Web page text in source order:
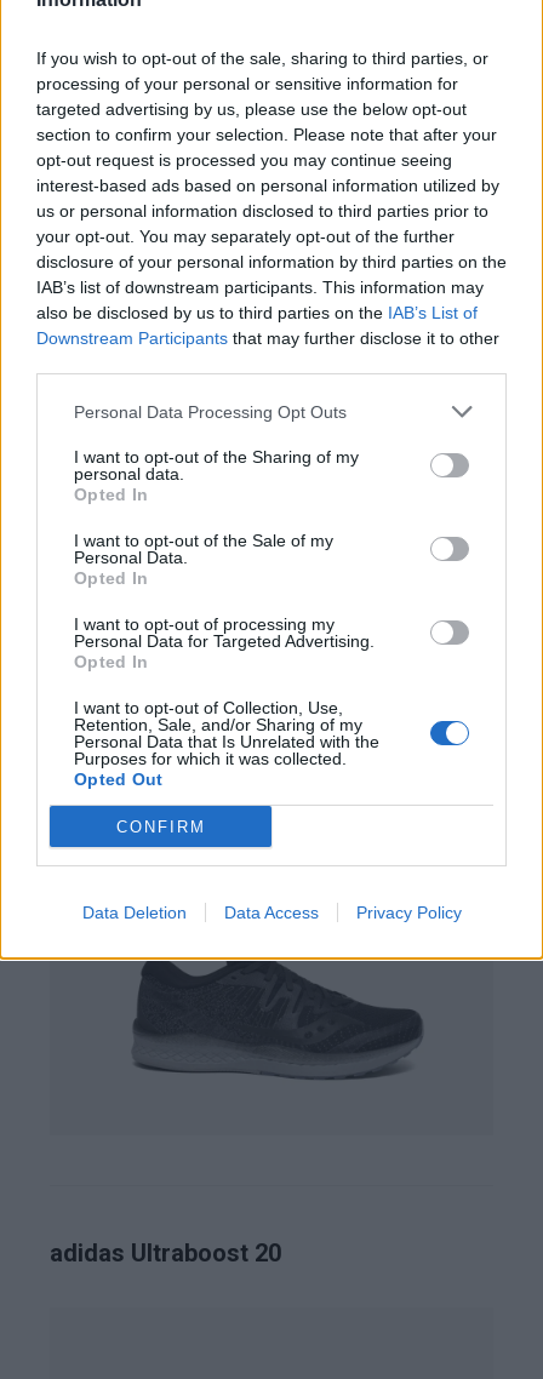
If you wish to opt-out of the sale, sharing to third parties, or
processing of your personal or sensitive information for
targeted advertising by us, please use the below opt-out
section to confirm your selection. Please note that after your
opt-out request is processed you may continue seeing
interest-based ads based on personal information utilized by
us or personal information disclosed to third parties prior to
your opt-out. You may separately opt-out of the further
disclosure of your personal information by third parties on the
IAB’s list of downstream participants. This information may
also be disclosed by us to third parties on the IAB’s List of
Downstream Participants that may further disclose it to other
Personal Data Processing Opt Outs
I want to opt-out of the Sharing of my
personal data.
Opted In
I want to opt-out of the Sale of my
Personal Data.
Opted In
I want to opt-out of processing my
Personal Data for Targeted Advertising.
Opted In
I want to opt-out of Collection, Use,
Retention, Sale, and/or Sharing of my
Personal Data that Is Unrelated with the
Purposes for which it was collected.
Opted Out
CONFIRM
Data Deletion Data Access Privacy Policy
Nike Air Edge 270
Saucony Liberty ISO 2
adidas Ultraboost 20